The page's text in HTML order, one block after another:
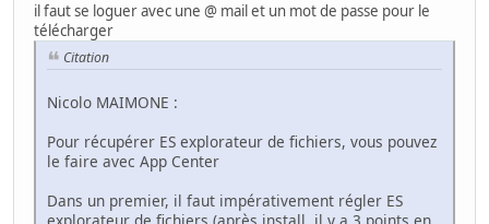
il faut se loguer avec une @ mail et un mot de passe pour le
télécharger
Citation
Nicolo MAIMONE :
Pour récupérer ES explorateur de fichiers, vous pouvez
le faire avec App Center
Dans un premier, il faut impérativement régler ES